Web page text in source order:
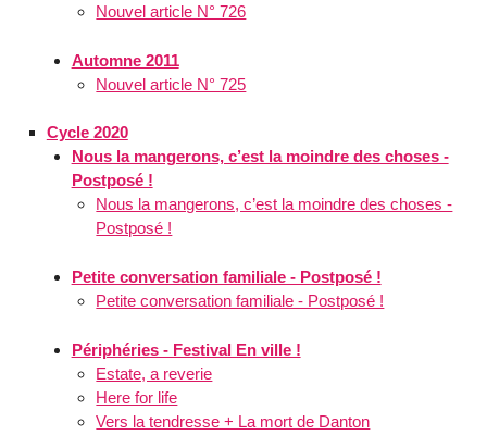
Nouvel article N° 726
Automne 2011
Nouvel article N° 725
Cycle 2020
Nous la mangerons, c’est la moindre des choses -
Postposé !
Nous la mangerons, c’est la moindre des choses -
Postposé !
Petite conversation familiale - Postposé !
Petite conversation familiale - Postposé !
Périphéries - Festival En ville !
Estate, a reverie
Here for life
Vers la tendresse + La mort de Danton